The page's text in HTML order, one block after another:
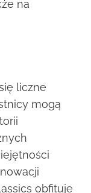
na
liczne
mogą
obfituje